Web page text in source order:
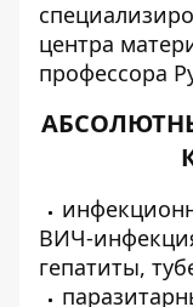
центра
профессора
ВИЧ-
гепатиты,